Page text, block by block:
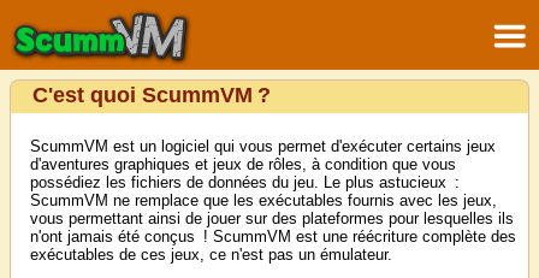
C'est quoi ScummVM ?
ScummVM est un logiciel qui vous permet d'exécuter certains jeux
d'aventures graphiques et jeux de rôles, à condition que vous
possédiez les fichiers de données du jeu. Le plus astucieux :
ScummVM ne remplace que les exécutables fournis avec les jeux,
vous permettant ainsi de jouer sur des plateformes pour lesquelles ils
n'ont jamais été conçus ! ScummVM est une réécriture complète des
exécutables de ces jeux, ce n'est pas un émulateur.